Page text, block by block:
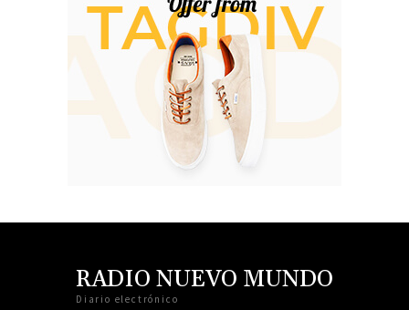
RADIO NUEVO MUNDO
Diario electrónico